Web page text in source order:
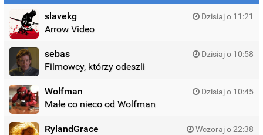
slavekg Dzisiaj o 11:21
Arrow Video
sebas Dzisiaj o 10:58
Filmowcy, którzy odeszli
Wolfman Dzisiaj o 10:45
Małe co nieco od Wolfman
RylandGrace Wczoraj o 22:38